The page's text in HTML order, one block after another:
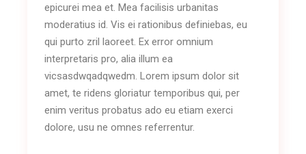
epicurei mea et. Mea facilisis urbanitas
moderatius id. Vis ei rationibus definiebas, eu
qui purto zril laoreet. Ex error omnium
interpretaris pro, alia illum ea
vicsasdwqadqwedm. Lorem ipsum dolor sit
amet, te ridens gloriatur temporibus qui, per
enim veritus probatus ado eu etiam exerci
dolore, usu ne omnes referrentur.